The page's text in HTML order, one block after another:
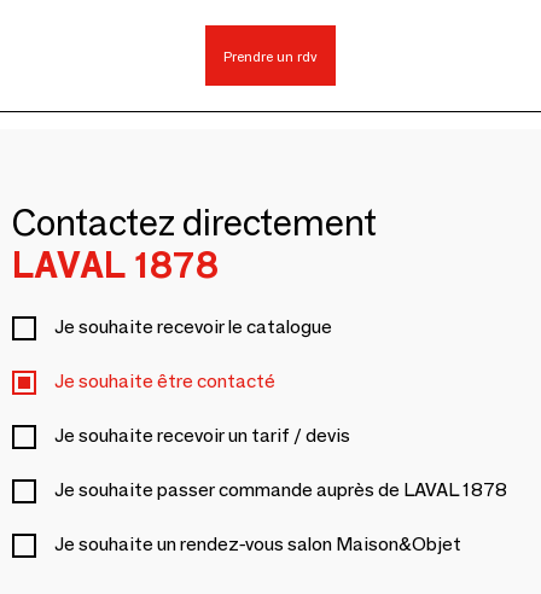
Prendre un rdv
Contactez directement
LAVAL 1878
Je souhaite recevoir le catalogue
Je souhaite être contacté
Je souhaite recevoir un tarif / devis
Je souhaite passer commande auprès de LAVAL 1878
Je souhaite un rendez-vous salon Maison&Objet